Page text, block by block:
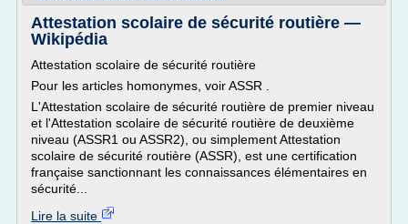
Attestation scolaire de sécurité routière —
Wikipédia
Attestation scolaire de sécurité routière
Pour les articles homonymes, voir ASSR .
L'Attestation scolaire de sécurité routière de premier niveau
et l'Attestation scolaire de sécurité routière de deuxième
niveau (ASSR1 ou ASSR2), ou simplement Attestation
scolaire de sécurité routière (ASSR), est une certification
française sanctionnant les connaissances élémentaires en
sécurité...
Lire la suite